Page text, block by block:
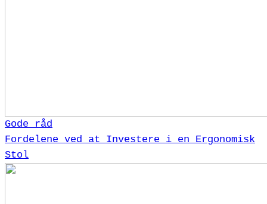
Gode råd
Fordelene ved at Investere i en Ergonomisk
Stol